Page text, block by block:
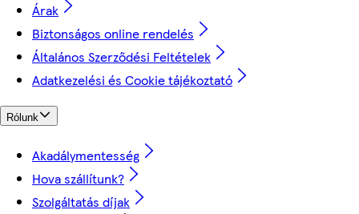
Árak
Biztonságos online rendelés
Általános Szerződési Feltételek
Adatkezelési és Cookie tájékoztató
Rólunk
Akadálymentesség
Hova szállítunk?
Szolgáltatás díjak